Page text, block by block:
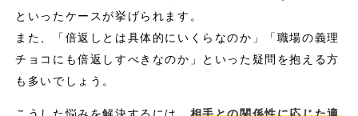
といったケースが挙げられます。
また、「倍返しとは具体的にいくらなのか」「職場の義理
チョコにも倍返しすべきなのか」といった疑問を抱える方
も多いでしょう。